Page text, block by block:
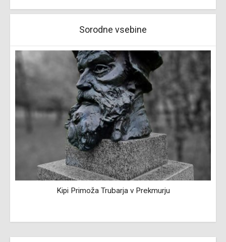
Sorodne vsebine
Kipi Primoža Trubarja v Prekmurju